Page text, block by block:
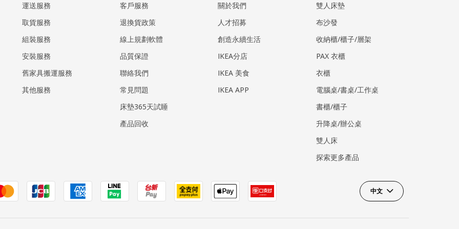
運送服務
取貨服務
組裝服務
安裝服務
​舊家具搬運服務
其他服務
客戶服務
退換貨政策
線上規劃軟體
品質保證
聯絡我們
常見問題
床墊365天試睡
產品回收
關於我們
人才招募
創造永續生活
IKEA分店
IKEA 美食
IKEA APP
雙人床墊
布沙發
收納櫃/櫃子/層架
PAX 衣櫃
衣櫃
電腦桌/書桌/工作桌
書櫃/櫃子
升降桌/辦公桌
雙人床
探索更多產品
中文